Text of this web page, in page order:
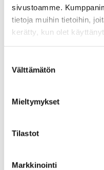
sivustoamme.
tietoja muihin tietoihin,
kerätty, kun olet
valinta
Välttämätön
Mieltymykset
Tilastot
Markkinointi
Program:
14.30 Registration
Seminar starts at 15.00
Päivi Käri-Zein,
Ambassador of